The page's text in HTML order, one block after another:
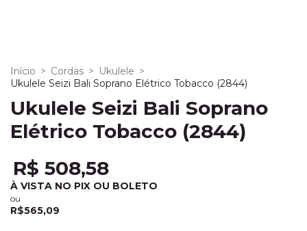
Início > Cordas > Ukulele >
Ukulele Seizi Bali Soprano Elétrico Tobacco (2844)
Ukulele Seizi Bali Soprano
Elétrico Tobacco (2844)
R$ 508,58
À VISTA NO PIX OU BOLETO
ou
R$565,09